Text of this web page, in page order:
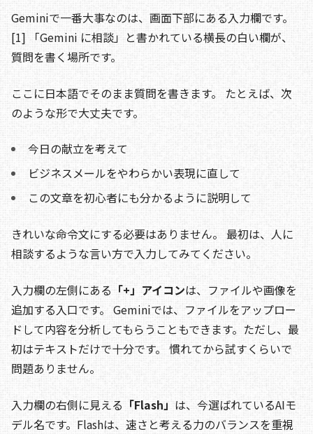
Geminiで一番大事なのは、画面下部にある入力欄です。
[1] 「Gemini に相談」と書かれている横長の白い欄が、
質問を書く場所です。
ここに日本語でそのまま質問を書きます。 たとえば、次
のような形で大丈夫です。
今日の献立を考えて
ビジネスメールをやわらかい表現に直して
この文章を初心者にも分かるように説明して
きれいな命令文にする必要はありません。 最初は、人に
相談するような言い方で入力してみてください。
入力欄の左側にある 「+」アイコンは、ファイルや画像を
追加する入口です。 Geminiでは、ファイルをアップロー
ドして内容を分析してもらうこともできます。ただし、最
初はテキストだけで十分です。 慣れてから試すくらいで
問題ありません。
入力欄の右側に見える 「Flash」 は、今選ばれているAIモ
デル名です。Flashは、速さと考える力のバランスを重視